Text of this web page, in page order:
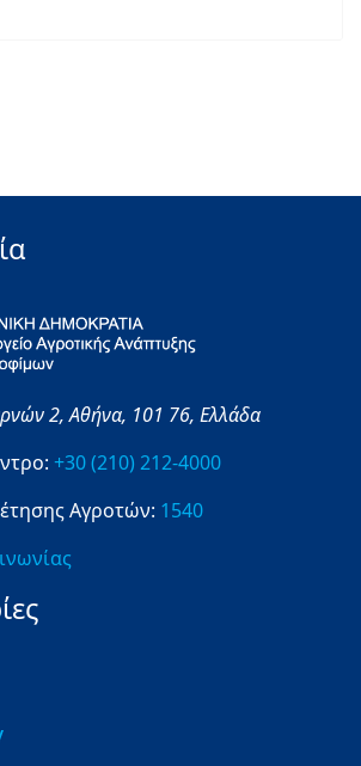
2,Αθήνα, 101 76, Ελλάδα
+30 (210) 212-4000
Αγροτών: 1540